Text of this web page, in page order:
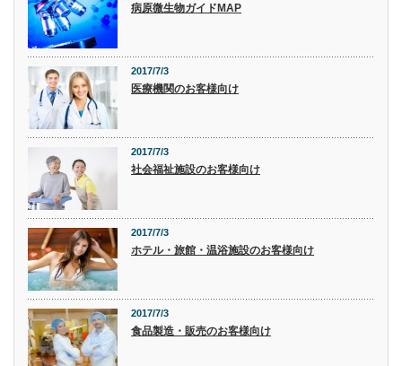
病原微生物ガイドMAP
2017/7/3
医療機関のお客様向け
2017/7/3
社会福祉施設のお客様向け
2017/7/3
ホテル・旅館・温浴施設のお客様向け
2017/7/3
食品製造・販売のお客様向け